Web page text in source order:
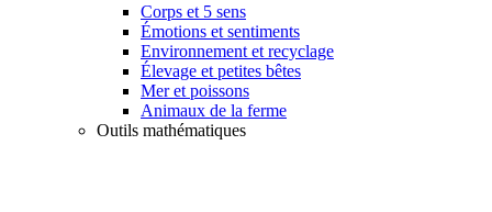
Corps et 5 sens
Émotions et sentiments
Environnement et recyclage
Élevage et petites bêtes
Mer et poissons
Animaux de la ferme
Outils mathématiques